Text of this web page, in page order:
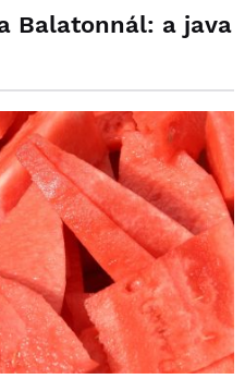
Balatonnál: a java